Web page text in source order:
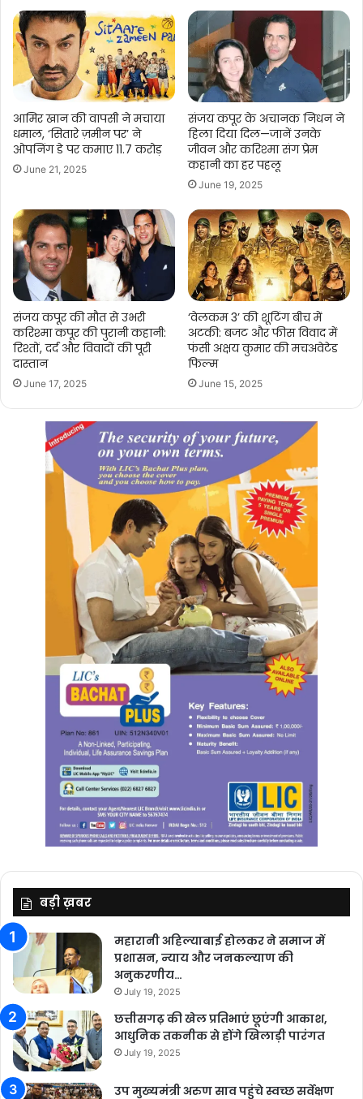
बाइक
को
जवानों
झंडी
दिखाकर
किया
आमिर खान की वापसी ने मचाया
धमाल, ‘सितारे ज़मीन पर’ ने
ओपनिंग डे पर कमाए 11.7 करोड़
June 21, 2025
संजय कपूर के अचानक निधन ने
हिला दिया दिल—जानें उनके
जीवन और करिश्मा संग प्रेम
कहानी का हर पहलू
June 19, 2025
संजय कपूर की मौत से उभरी
करिश्मा कपूर की पुरानी कहानी:
रिश्तों, दर्द और विवादों की पूरी
दास्तान
June 17, 2025
‘वेलकम 3’ की शूटिंग बीच में
अटकी: बजट और फीस विवाद में
फंसी अक्षय कुमार की मचअवेटेड
फिल्म
June 15, 2025
बड़ी ख़बर
महारानी अहिल्याबाई होलकर ने समाज में
प्रशासन, न्याय और जनकल्याण की
अनुकरणीय…
July 19, 2025
छत्तीसगढ़ की खेल प्रतिभाएं छूएंगी आकाश,
आधुनिक तकनीक से होंगे खिलाड़ी पारंगत
July 19, 2025
उप मुख्यमंत्री अरुण साव पहुंचे स्वच्छ सर्वेक्षण